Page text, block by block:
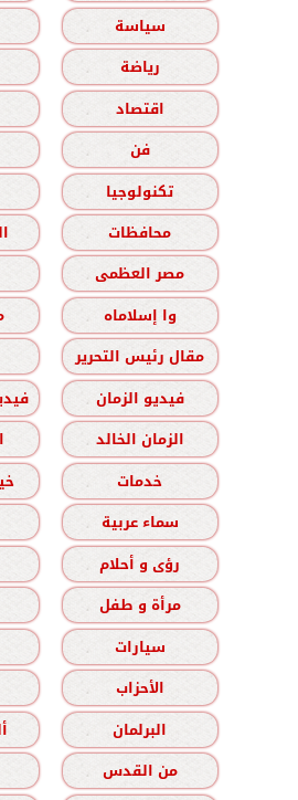
سياسة
رياضة
اقتصاد
فن
تكنولوجيا
محافظات
مصر العظمى
وا إسلاماه
مقال رئيس التحرير
فيديو الزمان
الزمان الخالد
خدمات
سماء عربية
رؤى و أحلام
مرأة و طفل
سيارات
الأحزاب
البرلمان
من القدس